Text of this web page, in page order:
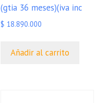
(gtia 36 meses)(iva inc
$ 18.890.000
Añadir al carrito